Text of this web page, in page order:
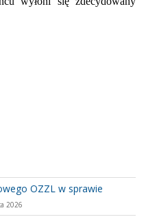
OZZL w sprawie
2026